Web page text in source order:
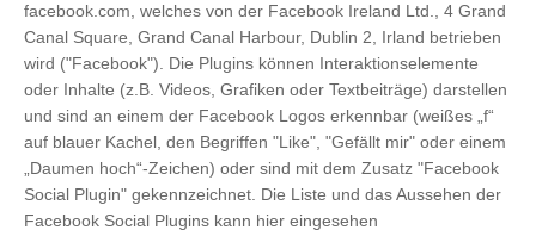
facebook.com, welches von der Facebook Ireland Ltd., 4 Grand
Canal Square, Grand Canal Harbour, Dublin 2, Irland betrieben
wird ("Facebook"). Die Plugins können Interaktionselemente
oder Inhalte (z.B. Videos, Grafiken oder Textbeiträge) darstellen
und sind an einem der Facebook Logos erkennbar (weißes „f“
auf blauer Kachel, den Begriffen "Like", "Gefällt mir" oder einem
„Daumen hoch“-Zeichen) oder sind mit dem Zusatz "Facebook
Social Plugin" gekennzeichnet. Die Liste und das Aussehen der
Facebook Social Plugins kann hier eingesehen